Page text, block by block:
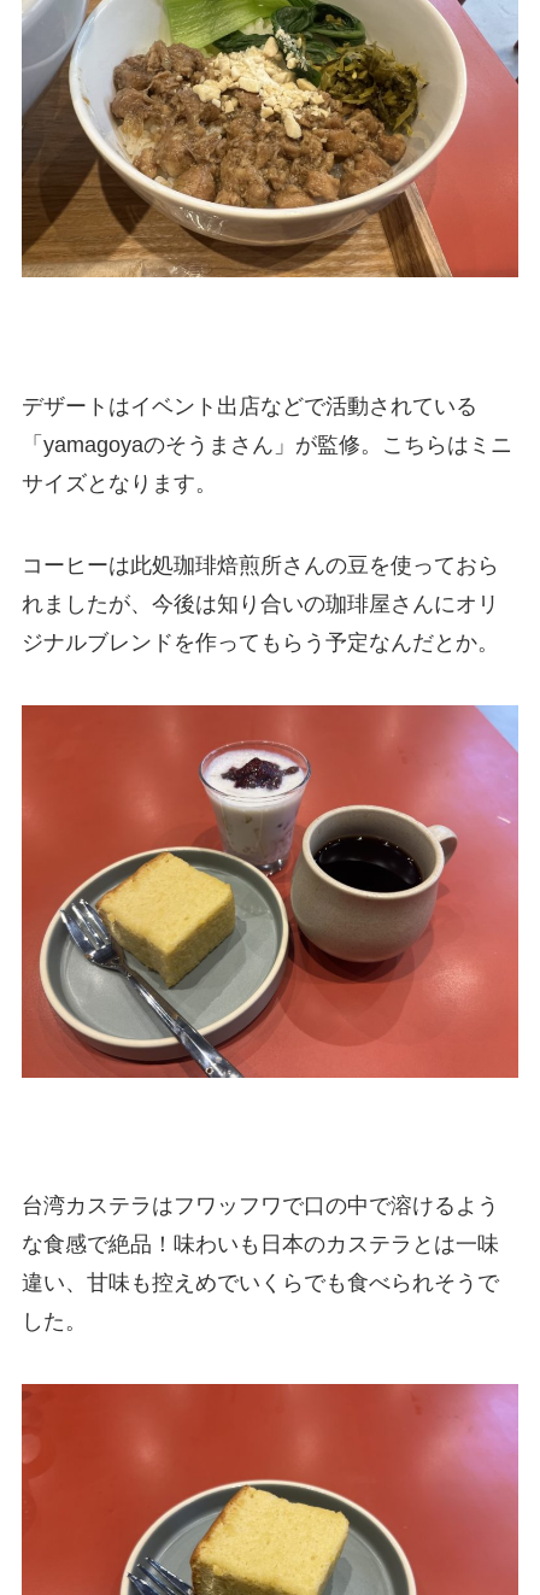
デザートはイベント出店などで活動されている
「yamagoyaのそうまさん」が監修。こちらはミニ
サイズとなります。
コーヒーは此処珈琲焙煎所さんの豆を使っておら
れましたが、今後は知り合いの珈琲屋さんにオリ
ジナルブレンドを作ってもらう予定なんだとか。
台湾カステラはフワッフワで口の中で溶けるよう
な食感で絶品！味わいも日本のカステラとは一味
違い、甘味も控えめでいくらでも食べられそうで
した。